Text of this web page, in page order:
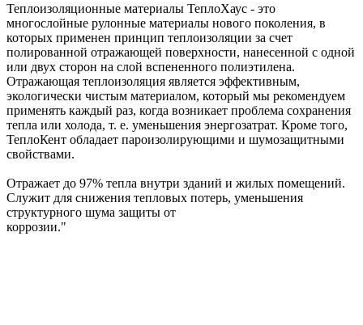
Теплоизоляционные материалы ТеплоХаус - это
многослойные рулонные материалы нового поколения, в
которых применен принцип теплоизоляции за счет
полированной отражающей поверхности, нанесенной с одной
или двух сторон на слой вспененного полиэтилена.
Отражающая теплоизоляция является эффективным,
экологически чистым материалом, который мы рекомендуем
применять каждый раз, когда возникает проблема сохранения
тепла или холода, т. е. уменьшения энергозатрат. Кроме того,
ТеплоКент обладает пароизолирующими и шумозащитными
свойствами.
Отражает до 97% тепла внутри зданий и жилых помещений.
Служит для снижения тепловых потерь, уменьшения
структурного шума защиты от
коррозии."